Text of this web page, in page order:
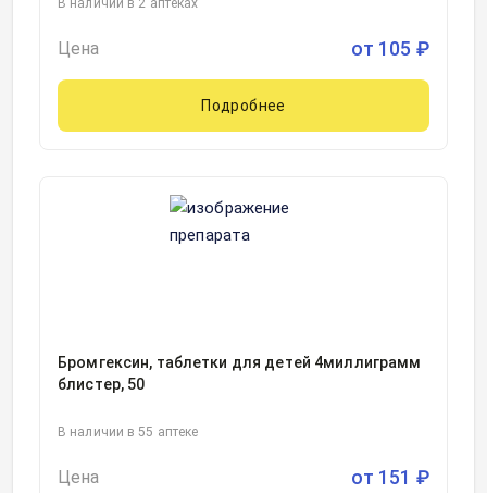
В наличии в 2 аптеках
Цена от 105 ₽
Подробнее
Бромгексин, таблетки для детей 4миллиграмм
блистер, 50
В наличии в 55 аптеке
Цена от 151 ₽